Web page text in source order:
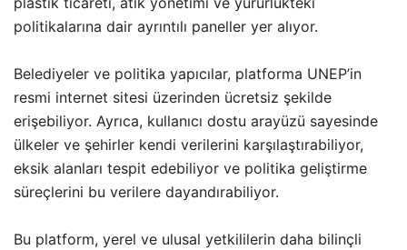
politikalarına dair ayrıntılı paneller yer alıyor.
Belediyeler ve politika yapıcılar, platforma UNEP’in
resmi internet sitesi üzerinden ücretsiz şekilde
erişebiliyor. Ayrıca, kullanıcı dostu arayüzü sayesinde
ülkeler ve şehirler kendi verilerini karşılaştırabiliyor,
eksik alanları tespit edebiliyor ve politika geliştirme
süreçlerini bu verilere dayandırabiliyor.
Bu platform, yerel ve ulusal yetkililerin daha bilinçli